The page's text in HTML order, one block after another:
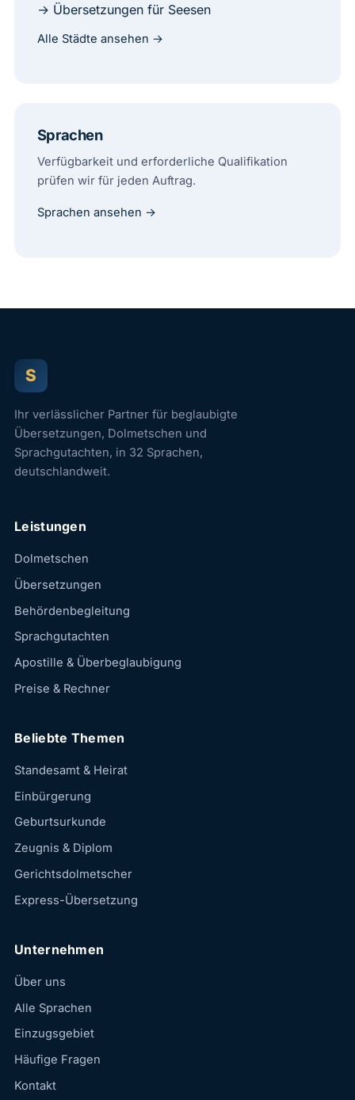
→ Übersetzungen für Seesen
Alle Städte ansehen →
Sprachen
Verfügbarkeit und erforderliche Qualifikation
prüfen wir für jeden Auftrag.
Sprachen ansehen →
S
Ihr verlässlicher Partner für beglaubigte
Übersetzungen, Dolmetschen und
Sprachgutachten, in 32 Sprachen,
deutschlandweit.
Leistungen
Dolmetschen
Übersetzungen
Behördenbegleitung
Sprachgutachten
Apostille & Überbeglaubigung
Preise & Rechner
Beliebte Themen
Standesamt & Heirat
Einbürgerung
Geburtsurkunde
Zeugnis & Diplom
Gerichtsdolmetscher
Express-Übersetzung
Unternehmen
Über uns
Alle Sprachen
Einzugsgebiet
Häufige Fragen
Kontakt